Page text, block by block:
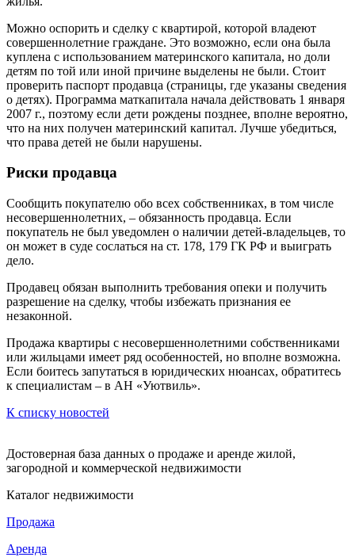
Можно оспорить и сделку с квартирой, которой владеют
совершеннолетние граждане. Это возможно, если она была
куплена с использованием материнского капитала, но доли
детям по той или иной причине выделены не были. Стоит
проверить паспорт продавца (страницы, где указаны сведения
о детях). Программа маткапитала начала действовать 1 января
2007 г., поэтому если дети рождены позднее, вполне вероятно,
что на них получен материнский капитал. Лучше убедиться,
что права детей не были нарушены.
Риски продавца
Сообщить покупателю обо всех собственниках, в том числе
несовершеннолетних, – обязанность продавца. Если
покупатель не был уведомлен о наличии детей-владельцев, то
он может в суде сослаться на ст. 178, 179 ГК РФ и выиграть
дело.
Продавец обязан выполнить требования опеки и получить
разрешение на сделку, чтобы избежать признания ее
незаконной.
Продажа квартиры с несовершеннолетними собственниками
или жильцами имеет ряд особенностей, но вполне возможна.
Если боитесь запутаться в юридических нюансах, обратитесь
к специалистам – в АН «Уютвиль».
К списку новостей
Достоверная база данных о продаже и аренде жилой,
загородной и коммерческой недвижимости
Каталог недвижимости
Продажа
Аренда